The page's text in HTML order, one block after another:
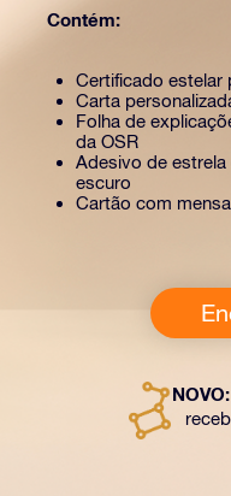
Contém:
Certificado estelar
Carta
Folha de
da OSR
Adesivo de estrela
escuro
Cartão com
NOVO: